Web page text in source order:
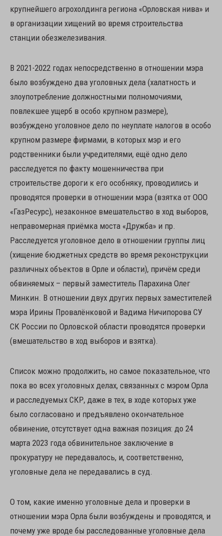
крупнейшего агрохолдинга региона «Орловская нива» и
в организации хищений во время строительства
станции обезжелезивания.
В 2021-2022 годах непосредственно в отношении мэра
было возбуждено два уголовных дела (халатность и
злоупотребление должностными полномочиями,
повлекшее ущерб в особо крупном размере),
возбуждено уголовное дело по неуплате налогов в особо
крупном размере фирмами, в которых мэр и его
родственники были учредителями, ещё одно дело
расследуется по факту мошенничества при
строительстве дороги к его особняку, проводились и
проводятся проверки в отношении мэра (взятка от ООО
«ГазРесурс), незаконное вмешательство в ход выборов,
неправомерная приёмка моста «Дружба» и пр.
Расследуется уголовное дело в отношении группы лиц
(хищение бюджетных средств во время реконструкции
различных объектов в Орле и области), причём среди
обвиняемых – первый заместитель Парахина Олег
Минкин. В отношении двух других первых заместителей
мэра Ирины Провалёнковой и Вадима Ничипорова СУ
СК России по Орловской области проводятся проверки
(вмешательство в ход выборов и взятка).
Список можно продолжить, но самое показательное, что
пока во всех уголовных делах, связанных с мэром Орла
и расследуемых СКР, даже в тех, в ходе которых уже
было согласовано и предъявлено окончательное
обвинение, отсутствует одна важная позиция: до 24
марта 2023 года обвинительное заключение в
прокуратуру не передавалось, и, соответственно,
уголовные дела не передавались в суд.
О том, какие именно уголовные дела и проверки в
отношении мэра Орла были возбуждены и проводятся, и
почему уже вроде бы расследованные уголовные дела